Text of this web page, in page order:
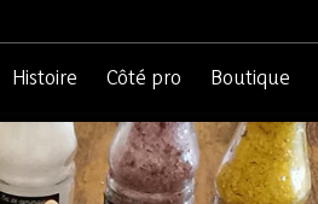
Histoire Côté pro Boutique